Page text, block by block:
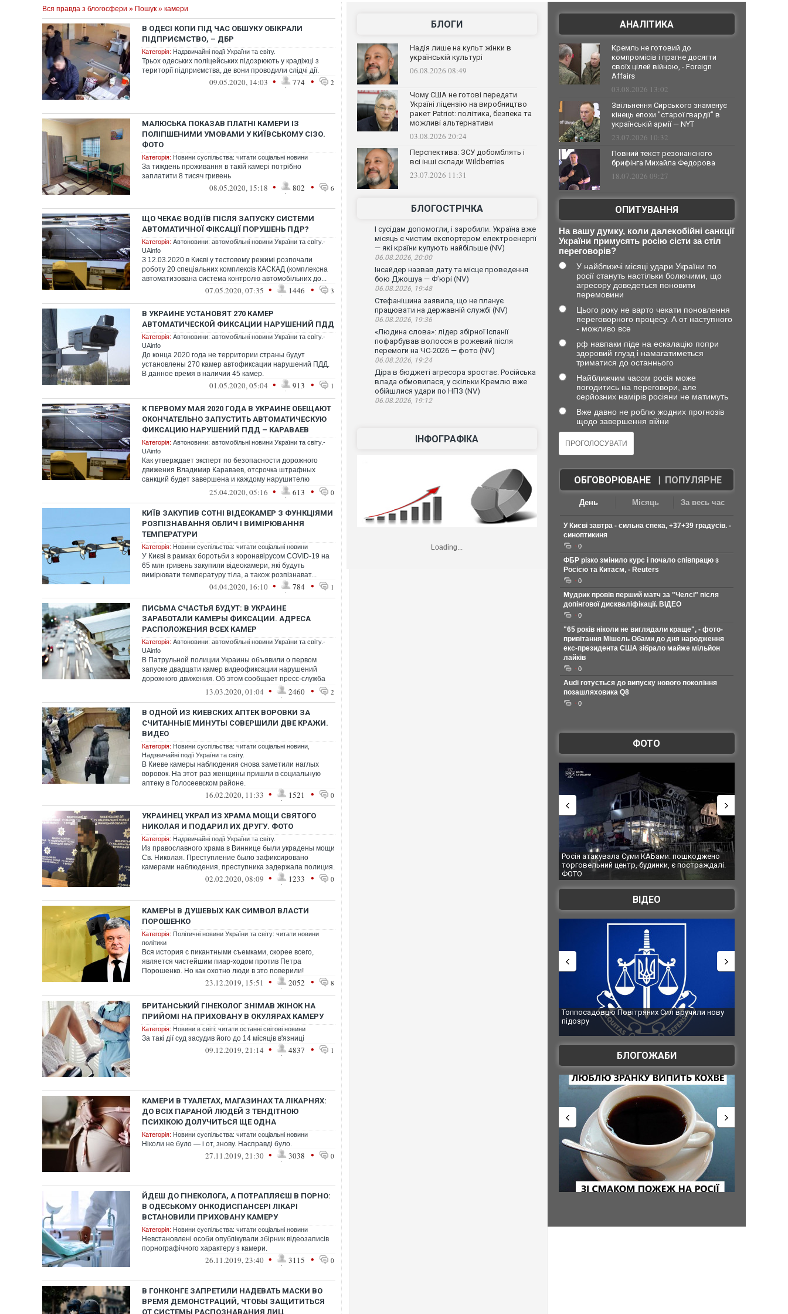
Вся правда з блогосфери » Пошук » камери
В ОДЕСІ КОПИ ПІД ЧАС ОБШУКУ ОБІКРАЛИ
ПІДПРИЄМСТВО, – ДБР
Категорія: Надзвичайні події України та світу.
Трьох одеських поліцейських підозрюють у крадіжці з
території підприємства, де вони проводили слідчі дії.
09.05.2020, 14:03 • 774 • 2
МАЛЮСЬКА ПОКАЗАВ ПЛАТНІ КАМЕРИ ІЗ
ПОЛІПШЕНИМИ УМОВАМИ У КИЇВСЬКОМУ СІЗО.
ФОТО
Категорія: Новини суспільства: читати соціальні новини
За тиждень проживання в такій камері потрібно
заплатити 8 тисяч гривень
08.05.2020, 15:18 • 802 • 6
ЩО ЧЕКАЄ ВОДІЇВ ПІСЛЯ ЗАПУСКУ СИСТЕМИ
АВТОМАТИЧНОЇ ФІКСАЦІЇ ПОРУШЕНЬ ПДР?
Категорія: Автоновини: автомобільні новини України та світу.-
UAinfo
З 12.03.2020 в Києві у тестовому режимі розпочали
роботу 20 спеціальних комплексів КАСКАД (комплексна
автоматизована система контролю автомобільних до...
07.05.2020, 07:35 • 1446 • 3
В УКРАИНЕ УСТАНОВЯТ 270 КАМЕР
АВТОМАТИЧЕСКОЙ ФИКСАЦИИ НАРУШЕНИЙ ПДД
Категорія: Автоновини: автомобільні новини України та світу.-
UAinfo
До конца 2020 года не территории страны будут
установлены 270 камер автофиксации нарушений ПДД.
В данное время в наличии 45 камер.
01.05.2020, 05:04 • 913 • 1
К ПЕРВОМУ МАЯ 2020 ГОДА В УКРАИНЕ ОБЕЩАЮТ
ОКОНЧАТЕЛЬНО ЗАПУСТИТЬ АВТОМАТИЧЕСКУЮ
ФИКСАЦИЮ НАРУШЕНИЙ ПДД – КАРАВАЕВ
Категорія: Автоновини: автомобільні новини України та світу.-
UAinfo
Как утверждает эксперт по безопасности дорожного
движения Владимир Караваев, отсрочка штрафных
санкций будет завершена и каждому нарушителю
25.04.2020, 05:16 • 613 • 0
КИЇВ ЗАКУПИВ СОТНІ ВІДЕОКАМЕР З ФУНКЦІЯМИ
РОЗПІЗНАВАННЯ ОБЛИЧ І ВИМІРЮВАННЯ
ТЕМПЕРАТУРИ
Категорія: Новини суспільства: читати соціальні новини
У Києві в рамках боротьби з коронавірусом COVID-19 на
65 млн гривень закупили відеокамери, які будуть
вимірювати температуру тіла, а також розпізнават...
04.04.2020, 16:10 • 784 • 1
ПИСЬМА СЧАСТЬЯ БУДУТ: В УКРАИНЕ
ЗАРАБОТАЛИ КАМЕРЫ ФИКСАЦИИ. АДРЕСА
РАСПОЛОЖЕНИЯ ВСЕХ КАМЕР
Категорія: Автоновини: автомобільні новини України та світу.-
UAinfo
В Патрульной полиции Украины объявили о первом
запуске двадцати камер видеофиксации нарушений
дорожного движения. Об этом сообщает пресс-служба
13.03.2020, 01:04 • 2460 • 2
В ОДНОЙ ИЗ КИЕВСКИХ АПТЕК ВОРОВКИ ЗА
СЧИТАННЫЕ МИНУТЫ СОВЕРШИЛИ ДВЕ КРАЖИ.
ВИДЕО
Категорія: Новини суспільства: читати соціальні новини
Надзвичайні події України та світу.
В Киеве камеры наблюдения снова заметили наглых
воровок. На этот раз женщины пришли в социальную
аптеку в Голосеевском районе.
16.02.2020, 11:33 • 1521 • 0
УКРАИНЕЦ УКРАЛ ИЗ ХРАМА МОЩИ СВЯТОГО
НИКОЛАЯ И ПОДАРИЛ ИХ ДРУГУ. ФОТО
Категорія: Надзвичайні події України та світу.
Из православного храма в Виннице были украдены мощи
Св. Николая. Преступление было зафиксировано
камерами наблюдения, преступника задержала полиция.
02.02.2020, 08:09 • 1233 • 0
КАМЕРЫ В ДУШЕВЫХ КАК СИМВОЛ ВЛАСТИ
ПОРОШЕНКО
Категорія: Політичні новини України та світу: читати новини
політики
Вся история с пикантными съемками, скорее всего,
является чистейшим пиар-ходом против Петра
Порошенко. Но как охотно люди в это поверили!
23.12.2019, 15:51 • 2052 • 8
БРИТАНСЬКИЙ ГІНЕКОЛОГ ЗНІМАВ ЖІНОК НА
ПРИЙОМІ НА ПРИХОВАНУ В ОКУЛЯРАХ КАМЕРУ
Категорія: Новини в світі: читати останні світові новини
За такі дії суд засудив його до 14 місяців в'язниці
09.12.2019, 21:14 • 4837 • 1
КАМЕРИ В ТУАЛЕТАХ, МАГАЗИНАХ ТА ЛІКАРНЯХ:
ДО ВСІХ ПАРАНОЙ ЛЮДЕЙ З ТЕНДІТНОЮ
ПСИХІКОЮ ДОЛУЧИТЬСЯ ЩЕ ОДНА
Категорія: Новини суспільства: читати соціальні новини
Ніколи не було — і от, знову. Насправді було.
27.11.2019, 21:30 • 3038 • 0
ЙДЕШ ДО ГІНЕКОЛОГА, А ПОТРАПЛЯЄШ В ПОРНО:
В ОДЕСЬКОМУ ОНКОДИСПАНСЕРІ ЛІКАРІ
ВСТАНОВИЛИ ПРИХОВАНУ КАМЕРУ
Категорія: Новини суспільства: читати соціальні новини
Невстановлені особи опублікували збірник відеозаписів
порнографічного характеру з камери.
26.11.2019, 23:40 • 3115 • 0
В ГОНКОНГЕ ЗАПРЕТИЛИ НАДЕВАТЬ МАСКИ ВО
ВРЕМЯ ДЕМОНСТРАЦИЙ, ЧТОБЫ ЗАЩИТИТЬСЯ
ОТ СИСТЕМЫ РАСПОЗНАВАНИЯ ЛИЦ
БЛОГИ
Надія лише на культ жінки в
українській культурі
06.08.2026 08:49
Чому США не готові передати
Україні ліцензію на виробництво
ракет Patriot: політика, безпека та
можливі альтернативи
03.08.2026 20:24
Перспектива: ЗСУ добомблять і
всі інші склади Wildberries
23.07.2026 11:31
БЛОГОСТРІЧКА
І сусідам допомогли, і заробили. Україна вже
місяць є чистим експортером електроенергії
— які країни купують найбільше (NV)
06.08.2026, 20:00
Інсайдер назвав дату та місце проведення
бою Джошуа — Ф’юрі (NV)
06.08.2026, 19:48
Стефанішина заявила, що не планує
працювати на державній службі (NV)
06.08.2026, 19:36
«Людина слова»: лідер збірної Іспанії
пофарбував волосся в рожевий після
перемоги на ЧС-2026 — фото (NV)
06.08.2026, 19:24
Діра в бюджеті агресора зростає. Російська
влада обмовилася, у скільки Кремлю вже
обійшлися удари по НПЗ (NV)
06.08.2026, 19:12
ІНФОГРАФІКА
Loading...
АНАЛІТИКА
Кремль не готовий до
компромісів і прагне досягти
своїх цілей війною, - Foreign
Affairs
03.08.2026 13:02
Звільнення Сирського знаменує
кінець епохи "старої гвардії" в
українській армії — NYT
23.07.2026 10:32
Повний текст резонансного
брифінга Михайла Федорова
18.07.2026 09:27
ОПИТУВАННЯ
На вашу думку, коли далекобійні санкції
України примусять росію сісти за стіл
переговорів?
У найближчі місяці удари України по
росії стануть настільки болючими, що
агресору доведеться поновити
перемовини
Цього року не варто чекати поновлення
переговорного процесу. А от наступного
- можливо все
рф навпаки піде на ескалацію попри
здоровий глузд і намагатиметься
триматися до останнього
Найближчим часом росія може
погодитись на переговори, але
серйозних намірів росіяни не матимуть
Вже давно не роблю жодних прогнозів
щодо завершення війни
ОБГОВОРЮВАНЕ| ПОПУЛЯРНЕ
День Місяць За весь час
У Києві завтра - сильна спека, +37+39 градусів. -
синоптикиня
0
ФБР різко змінило курс і почало співпрацю з
Росією та Китаєм, - Reuters
0
Мудрик провів перший матч за "Челсі" після
допінгової дискваліфікації. ВІДЕО
0
"65 років ніколи не виглядали краще", - фото-
привітання Мішель Обами до дня народження
екс-президента США зібрало майже мільйон
лайків
0
Audi готується до випуску нового покоління
позашляховика Q8
0
ФОТО
Росія атакувала Суми КАБами: пошкоджено
торговельний центр, будинки, є постраждалі.
Українські надзвичайники
під час ліквідації масштабної
Франції
ВІДЕО
Топпосадовцю Повітряних Сил вручили нову
Сили оборони уразили
губернатор регіону заявив
атаку. ВІДЕО
БЛОГОЖАБИ